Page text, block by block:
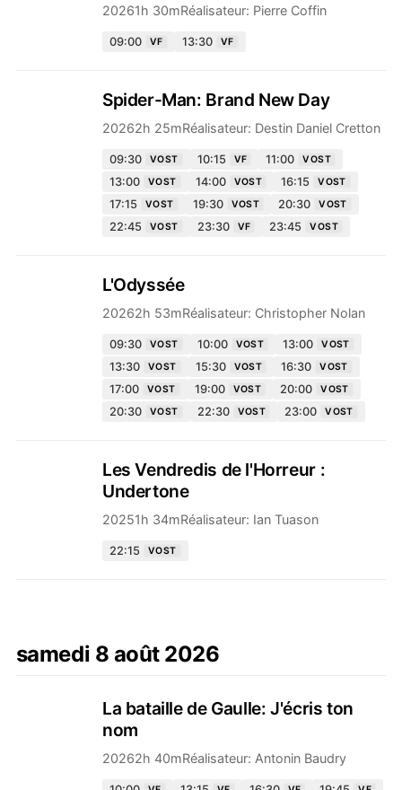
20261h 30mRéalisateur: Pierre Coffin
09:00 VF 13:30 VF
Spider-Man: Brand New Day
20262h 25mRéalisateur: Destin Daniel Cretton
09:30 VOST 10:15 VF 11:00 VOST
13:00 VOST 14:00 VOST 16:15 VOST
17:15 VOST 19:30 VOST 20:30 VOST
22:45 VOST 23:30 VF 23:45 VOST
L'Odyssée
20262h 53mRéalisateur: Christopher Nolan
09:30 VOST 10:00 VOST 13:00 VOST
13:30 VOST 15:30 VOST 16:30 VOST
17:00 VOST 19:00 VOST 20:00 VOST
20:30 VOST 22:30 VOST 23:00 VOST
Les Vendredis de l'Horreur :
Undertone
20251h 34mRéalisateur: Ian Tuason
22:15 VOST
samedi 8 août 2026
La bataille de Gaulle: J'écris ton
nom
20262h 40mRéalisateur: Antonin Baudry